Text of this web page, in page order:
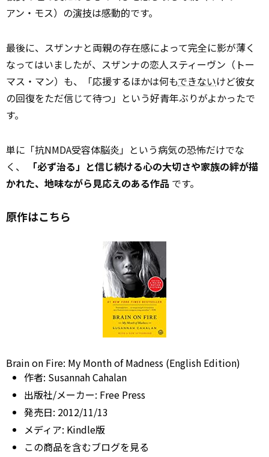
アン・モス）の演技は感動的です。
最後に、スザンナと両親の存在感によって完全に影が薄く
なってはいましたが、スザンナの恋人スティーヴン（トー
マス・マン）も、「応援するほかは何もできないけど彼女
の回復をただ信じて待つ」という好青年ぶりがよかったで
す。
単に「抗NMDA受容体脳炎」という病気の恐怖だけでな
く、
「必ず治る」と信じ続ける心の大切さや家族の絆が描
かれた、地味ながら見応えのある作品 です。
原作はこちら
Brain on Fire: My Month of Madness (English Edition)
作者: Susannah Cahalan
出版社/メーカー: Free Press
発売日: 2012/11/13
メディア: Kindle版
この商品を含むブログを見る